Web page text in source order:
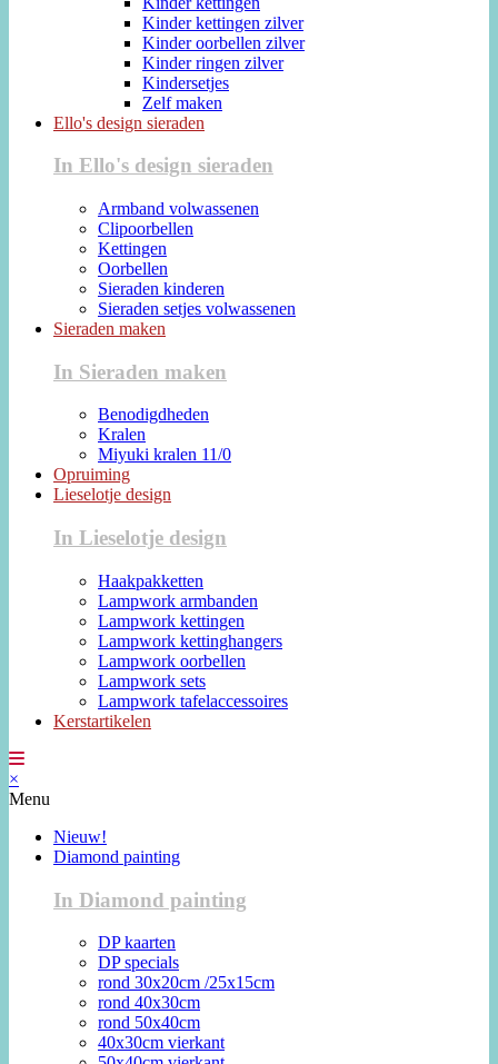
Kinder kettingen zilver
Kinder oorbellen zilver
Kinder ringen zilver
Kindersetjes
Zelf maken
Ello's design sieraden
In Ello's design sieraden
Armband volwassenen
Clipoorbellen
Kettingen
Oorbellen
Sieraden kinderen
Sieraden setjes volwassenen
Sieraden maken
In Sieraden maken
Benodigdheden
Kralen
Miyuki kralen 11/0
Opruiming
Lieselotje design
In Lieselotje design
Haakpakketten
Lampwork armbanden
Lampwork kettingen
Lampwork kettinghangers
Lampwork oorbellen
Lampwork sets
Lampwork tafelaccessoires
Kerstartikelen
×
Menu
Nieuw!
Diamond painting
In Diamond painting
DP kaarten
DP specials
rond 30x20cm /25x15cm
rond 40x30cm
rond 50x40cm
40x30cm vierkant